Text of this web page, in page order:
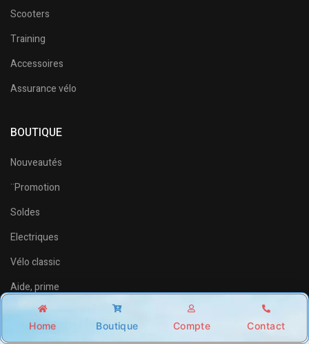
Shop Account Search Wishlist
Scooters
Training
Accessoires
Assurance vélo
BOUTIQUE
Nouveautés
¨Promotion
Soldes
Electriques
Vélo classic
Aide, prime
SERVICE CLIENT
Home Boutique Compte Contact